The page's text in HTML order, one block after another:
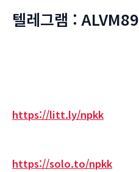
텔레그램 : ALVM89
https://litt.ly/npkk
https://solo.to/npkk